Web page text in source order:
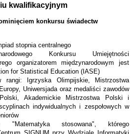
kwalifikacyjnym
konkursu świadectw
stopnia centralnego
Konkursu Umiejętności
organizatorem międzynarodowym jest
for Statistical Education (IASE)
rangi: Igrzyska Olimpijskie, Mistrzostwa
Uniwersjada oraz medaliści zawodów
Akademickie Mistrzostwa Polski i
indywidualnych i zespołowych w
"Matematyka stosowana", którego
SIGNUM przy Wydziale Informatyki